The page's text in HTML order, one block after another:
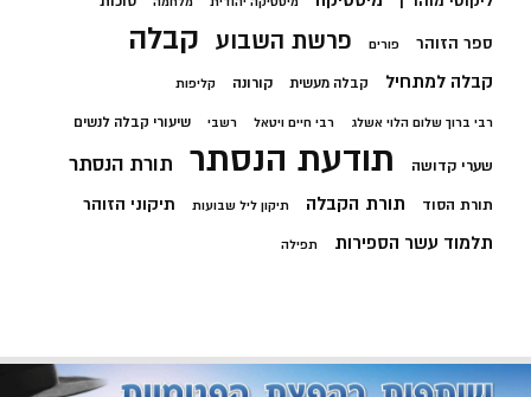
ספר הזוהר פורים פרשת השבוע קבלה
קבלה למתחיל קבלה מעשית קורונה קליפות
רבי ברוך שלום הלוי אשלג רבי חיים ויטאל רשבי שיעורי קבלה לנשים
שערי קדושה תודעת הנסתר תורת הנסתר
תורת הסוד תורת הקבלה תיקון ליל שבועות תיקוני הזוהר
תלמוד עשר הספירות תפילה